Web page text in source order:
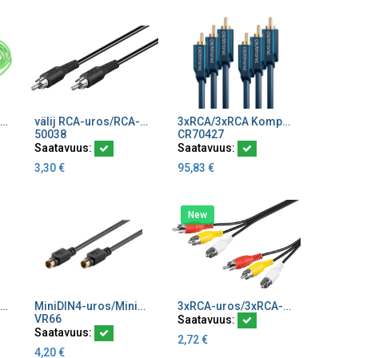
BNC-uros/BNC-uros HDSDI 0.8/3.7 AF Välijohto 12G/4K vihreä VD083SH-E
Lisää ostoskoriinvälij RCA-uros/RCA-uros 2m Mono
50038
Saatavuus:
3,30€
Lisää ostoskoriin3xRCA/3xRCA Komponenttijohto 10 m
CR70427
Saatavuus:
95,83 €
välij 4MDIN-uros/4MDIN-naar 1,5m
Lisää ostoskoriinMiniDIN4-uros/MiniDIN4-uros 1,5 m SVHS
VR66
Saatavuus:
4,20€
New
Lisää ostoskoriin3xRCA-uros/3xRCA-uros audio/video välijohto
Saatavuus:
2,72€